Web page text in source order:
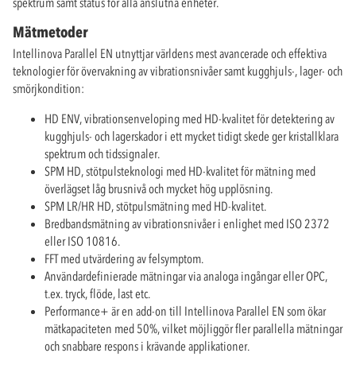
Mätmetoder
Intellinova Parallel EN utnyttjar världens mest avancerade och effektiva
teknologier för övervakning av vibrationsnivåer samt kugghjuls-, lager- och
smörjkondition:
HD ENV, vibrationsenveloping med HD-kvalitet för detektering av
kugghjuls- och lagerskador i ett mycket tidigt skede ger kristallklara
spektrum och tidssignaler.
SPM HD, stötpulsteknologi med HD-kvalitet för mätning med
överlägset låg brusnivå och mycket hög upplösning.
SPM LR/HR HD, stötpulsmätning med HD-kvalitet.
Bredbandsmätning av vibrationsnivåer i enlighet med ISO 2372
eller ISO 10816.
FFT med utvärdering av felsymptom.
Användardefinierade mätningar via analoga ingångar eller OPC,
t.ex. tryck, flöde, last etc.
Performance+ är en add-on till Intellinova Parallel EN som ökar
mätkapaciteten med 50%, vilket möjliggör fler parallella mätningar
och snabbare respons i krävande applikationer.